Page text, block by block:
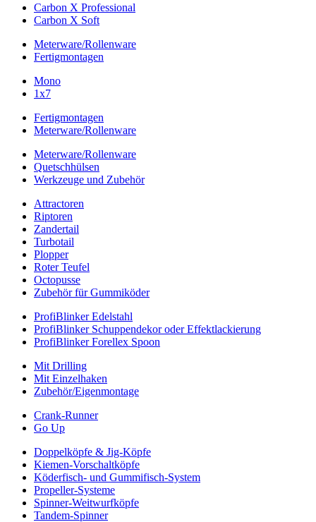
Carbon X Professional
Carbon X Soft
Meterware/Rollenware
Fertigmontagen
Mono
1x7
Fertigmontagen
Meterware/Rollenware
Meterware/Rollenware
Quetschhülsen
Werkzeuge und Zubehör
Attractoren
Riptoren
Zandertail
Turbotail
Plopper
Roter Teufel
Octopusse
Zubehör für Gummiköder
ProfiBlinker Edelstahl
ProfiBlinker Schuppendekor oder Effektlackierung
ProfiBlinker Forellex Spoon
Mit Drilling
Mit Einzelhaken
Zubehör/Eigenmontage
Crank-Runner
Go Up
Doppelköpfe & Jig-Köpfe
Kiemen-Vorschaltköpfe
Köderfisch- und Gummifisch-System
Propeller-Systeme
Spinner-Weitwurfköpfe
Tandem-Spinner